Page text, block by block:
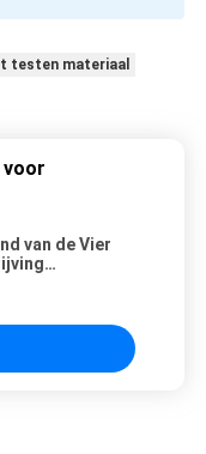
testen materiaal
voor
van de Vier